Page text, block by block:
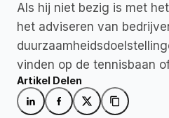
Als hij niet bezig is met
het adviseren van
vinden op de tennisbaan
Artikel Delen